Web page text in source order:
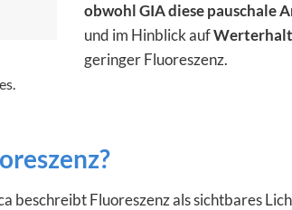
.
obwohl GIA diese pauschale
und im Hinblick aufWerterhalt
geringer Fluoreszenz.
beschreibt Fluoreszenz als sichtbares